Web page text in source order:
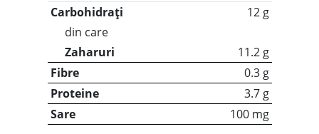
Carbohidrați
12 g
din care
Zaharuri
11.2 g
Fibre
0.3 g
Proteine
3.7 g
Sare
100 mg